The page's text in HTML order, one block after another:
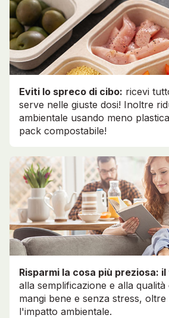
Eviti lo spreco di cibo: ricevi
serve nelle giuste dosi! Inoltre
ambientale usando meno
pack compostabile!
Risparmi la cosa più preziosa:
alla semplificazione e alla
mangi bene e senza stress,
l'impatto ambientale.